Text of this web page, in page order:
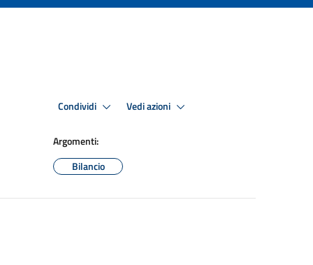
Condividi Vedi azioni
Argomenti:
Bilancio